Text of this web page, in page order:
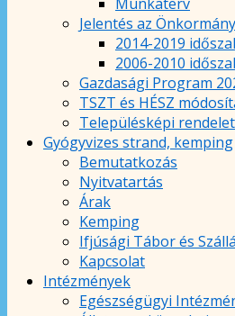
Jelentés az
2014-2019
2006-2010
Gazdasági Program
TSZT és HÉSZ
Településképi rendelet
Gyógyvizes strand, kemping
Bemutatkozás
Nyitvatartás
Árak
Kemping
Ifjúsági Tábor és
Kapcsolat
Intézmények
Egészségügyi